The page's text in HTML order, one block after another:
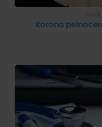
Korona